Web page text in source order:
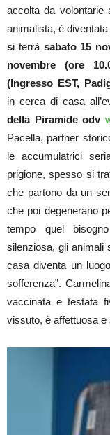
accolta da
animalista, è
si terrà sabato 15
novembre (ore
(Ingresso EST,
in cerca di casa
della Piramide odv
Pacella, partner
le accumulatrici
prigione, spesso si
che partono da un
che poi degenerano
tempo quel
silenziosa, gli animali
casa diventa un
sofferenza”.
vaccinata e testata
vissuto, è affettuosa e